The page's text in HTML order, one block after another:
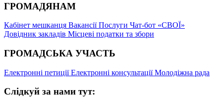
ГРОМАДЯНАМ
Кабінет мешканця ВакансіїПослуги Чат-бот «СВОЇ»
Довідник закладів Місцеві податки та збори
ГРОМАДСЬКА УЧАСТЬ
Електронні петиціїЕлектронні консультаціїМолодіжна рада
Слідкуй за нами тут: